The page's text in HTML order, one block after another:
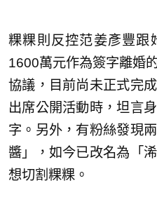
粿粿則反控范姜彥豐跟
1600萬元作為簽字離婚
協議，目前尚未正式完
出席公開活動時，坦言
字。另外，有粉絲發現
醬」，如今已改名為「
想切割粿粿。